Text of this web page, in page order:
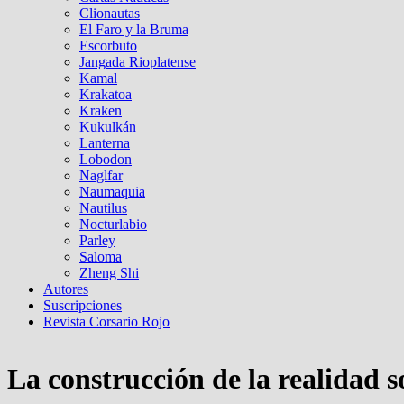
Clionautas
El Faro y la Bruma
Escorbuto
Jangada Rioplatense
Kamal
Krakatoa
Kraken
Kukulkán
Lanterna
Lobodon
Naglfar
Naumaquia
Nautilus
Nocturlabio
Parley
Saloma
Zheng Shi
Autores
Suscripciones
Revista Corsario Rojo
La construcción de la realidad